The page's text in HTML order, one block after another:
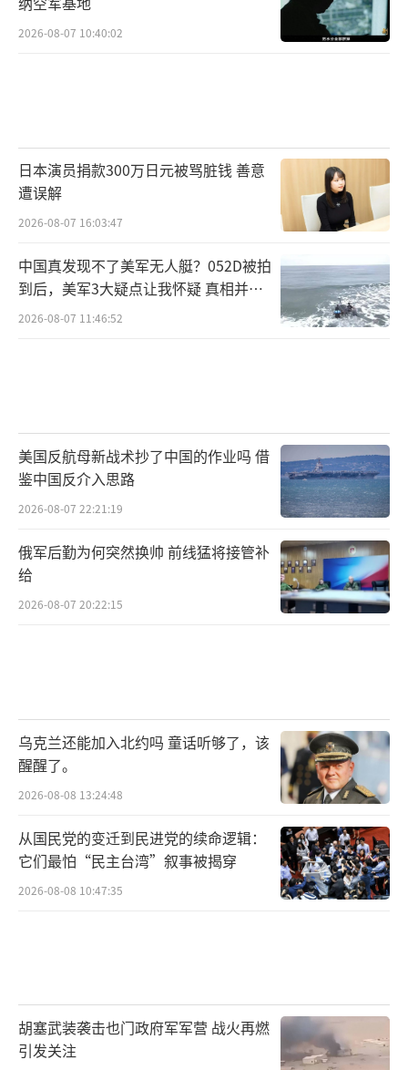
四州和克里米亚归属俄罗斯，而乌克兰宪法明
确表示“寸土不让”。美国未明确支持乌克兰
持“先停火再谈”。
俄罗斯在乌克兰东部的军事行动仍在继
出85架攻击型无人机，乌俄双方在前线爆发了1
39次地面交火。
愿，与国际社会一道，继续发挥建设性作用，
推动危机的政治解决。九三阅兵或许会成为意
想不到的外交舞台，带来解决乌克兰危机的新
机遇。
2026-08-07 10:40:02
日本演员捐款300万日元被骂脏钱 善意
遭误解
2026-08-07 16:03:47
中国真发现不了美军无人艇？052D被拍
到后，美军3大疑点让我怀疑 真相并非
如此
2026-08-07 11:46:52
美国反航母新战术抄了中国的作业吗 借
鉴中国反介入思路
2026-08-07 22:21:19
俄军后勤为何突然换帅 前线猛将接管补
给
2026-08-07 20:22:15
乌克兰还能加入北约吗 童话听够了，该
醒醒了。
2026-08-08 13:24:48
从国民党的变迁到民进党的续命逻辑：
它们最怕“民主台湾”叙事被揭穿
2026-08-08 10:47:35
胡塞武装袭击也门政府军军营 战火再燃
引发关注